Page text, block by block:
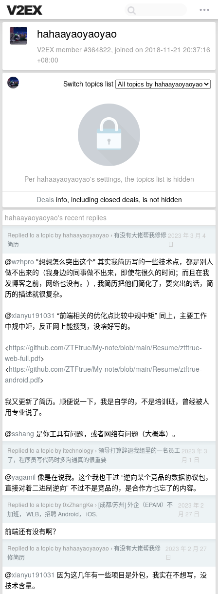
hahaayaoyaoyao
V2EX member #364822, joined on 2018-11-21 20:37:16
+08:00
Switch topics list
Per hahaayaoyaoyao's settings, the topics list is hidden
Dealsinfo, including closed deals, is not hidden
hahaayaoyaoyao's recent replies
Replied to a topic by hahaayaoyaoyao › 有没有大佬帮我修修
简历
2023 年 3 月 4
日
@wzhpro "想想怎么突出这个" 其实我简历写的一些技术点，都是别人
做不出来的（我身边的同事做不出来，即使花很久的时间；而且在我
发博客之前，网络也没有。）, 我简历把他们简化了，要突出的话，简
历的描述就很复杂。
@xianyu191031 “前端相关的优化点比较中规中矩” 同上，主要工作
中规中矩，反正网上能搜到，没啥好写的。
<https://github.com/ZTFtrue/My-note/blob/main/Resume/ztftrue-
web-full.pdf>
<https://github.com/ZTFtrue/My-note/blob/main/Resume/ztftrue-
android.pdf>
我又更新了简历。顺便说一下，我是自学的，不是培训班，曾经被人
用专业说了。
@sshang 是你工具有问题，或者网络有问题（大概率）。
Replied to a topic by itechnology › 领导打算辞退我组里的一名员工
了，程序员写代码时多沟通真的很重要
2023 年 3
月 1 日
@yagamil 像是在说我。这个我也干过 “逆向某个竞品的数据协议包，
直接对着二进制逆向” 不过不是竞品的，是合作方也忘了的内容。
Replied to a topic by 0xZhangKe › [成都/苏州] 外企（EPAM）不
加班， WLB，招聘 Android， iOS.
2023 年 2
月 27 日
前端还有没有啊？
Replied to a topic by hahaayaoyaoyao › 有没有大佬帮我修
修简历
2023 年 2 月 27
日
@xianyu191031 因为这几年有一些项目是外包，我实在不想写，没
技术含量。